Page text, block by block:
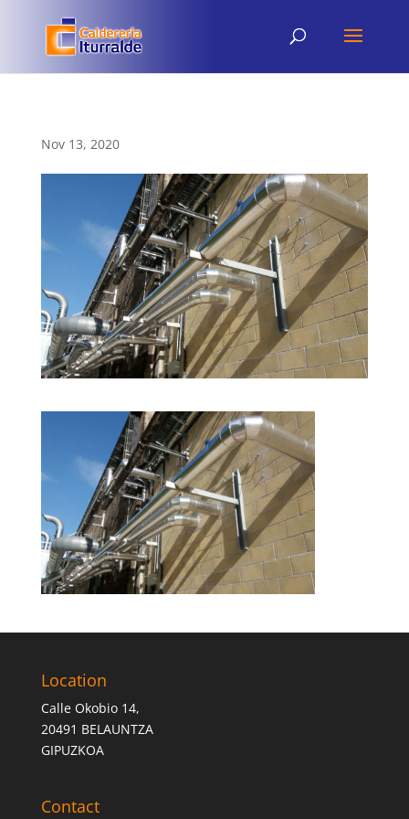
Nov 13, 2020
Location
Calle Okobio 14,
20491 BELAUNTZA
GIPUZKOA
Contact